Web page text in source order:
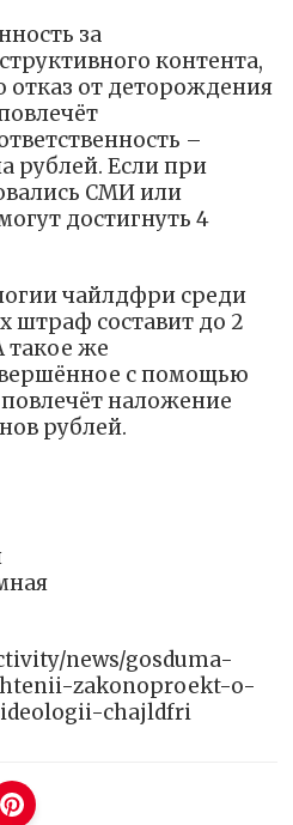
за
контента,
от деторождения
–
рублей. Если при
СМИ или
достигнуть 4
чайлдфри среди
штраф составит до 2
такое же
с помощью
наложение
рублей.
news/gosduma-
zakonoproekt-o-
chajldfri